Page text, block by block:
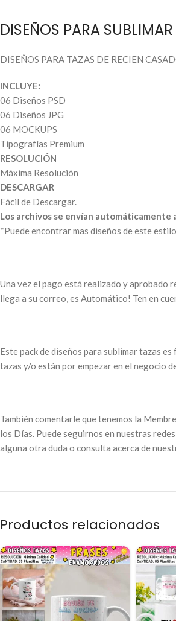
DISEÑOS PARA
DISEÑOS PARA TAZAS DE RECIEN
INCLUYE:
06 Diseños PSD
06 Diseños JPG
06 MOCKUPS
Tipografías Premium
RESOLUCIÓN
Máxima Resolución
DESCARGAR
Fácil de Descargar.
Los archivos se envían automáticamente
*Puede encontrar mas diseños de este
Una vez el pago está realizado y aprobado
llega a su correo, es Automático! Ten en
Este pack de diseños para sublimar tazas
tazas y/o están por empezar en el negocio
También comentarle que tenemos la
los Días. Puede seguirnos en nuestras
alguna otra duda o consulta acerca de
Productos relacionados